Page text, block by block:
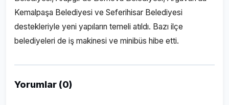
Kemalpaşa Belediyesi ve Seferihisar Belediyesi
destekleriyle yeni yapıların temeli atıldı. Bazı ilçe
belediyeleri de iş makinesi ve minibüs hibe etti.
Yorumlar (0)